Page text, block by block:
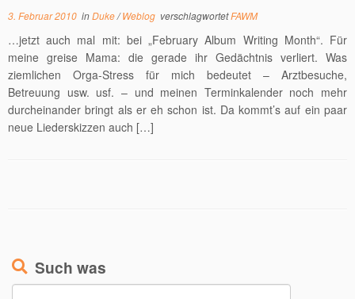
3. Februar 2010 inDuke/Weblog verschlagwortetFAWM
…jetzt auch mal mit: bei „February Album Writing Month“. Für
meine greise Mama: die gerade ihr Gedächtnis verliert. Was
ziemlichen Orga-Stress für mich bedeutet – Arztbesuche,
Betreuung usw. usf. – und meinen Terminkalender noch mehr
durcheinander bringt als er eh schon ist. Da kommt’s auf ein paar
neue Liederskizzen auch […]
Such was